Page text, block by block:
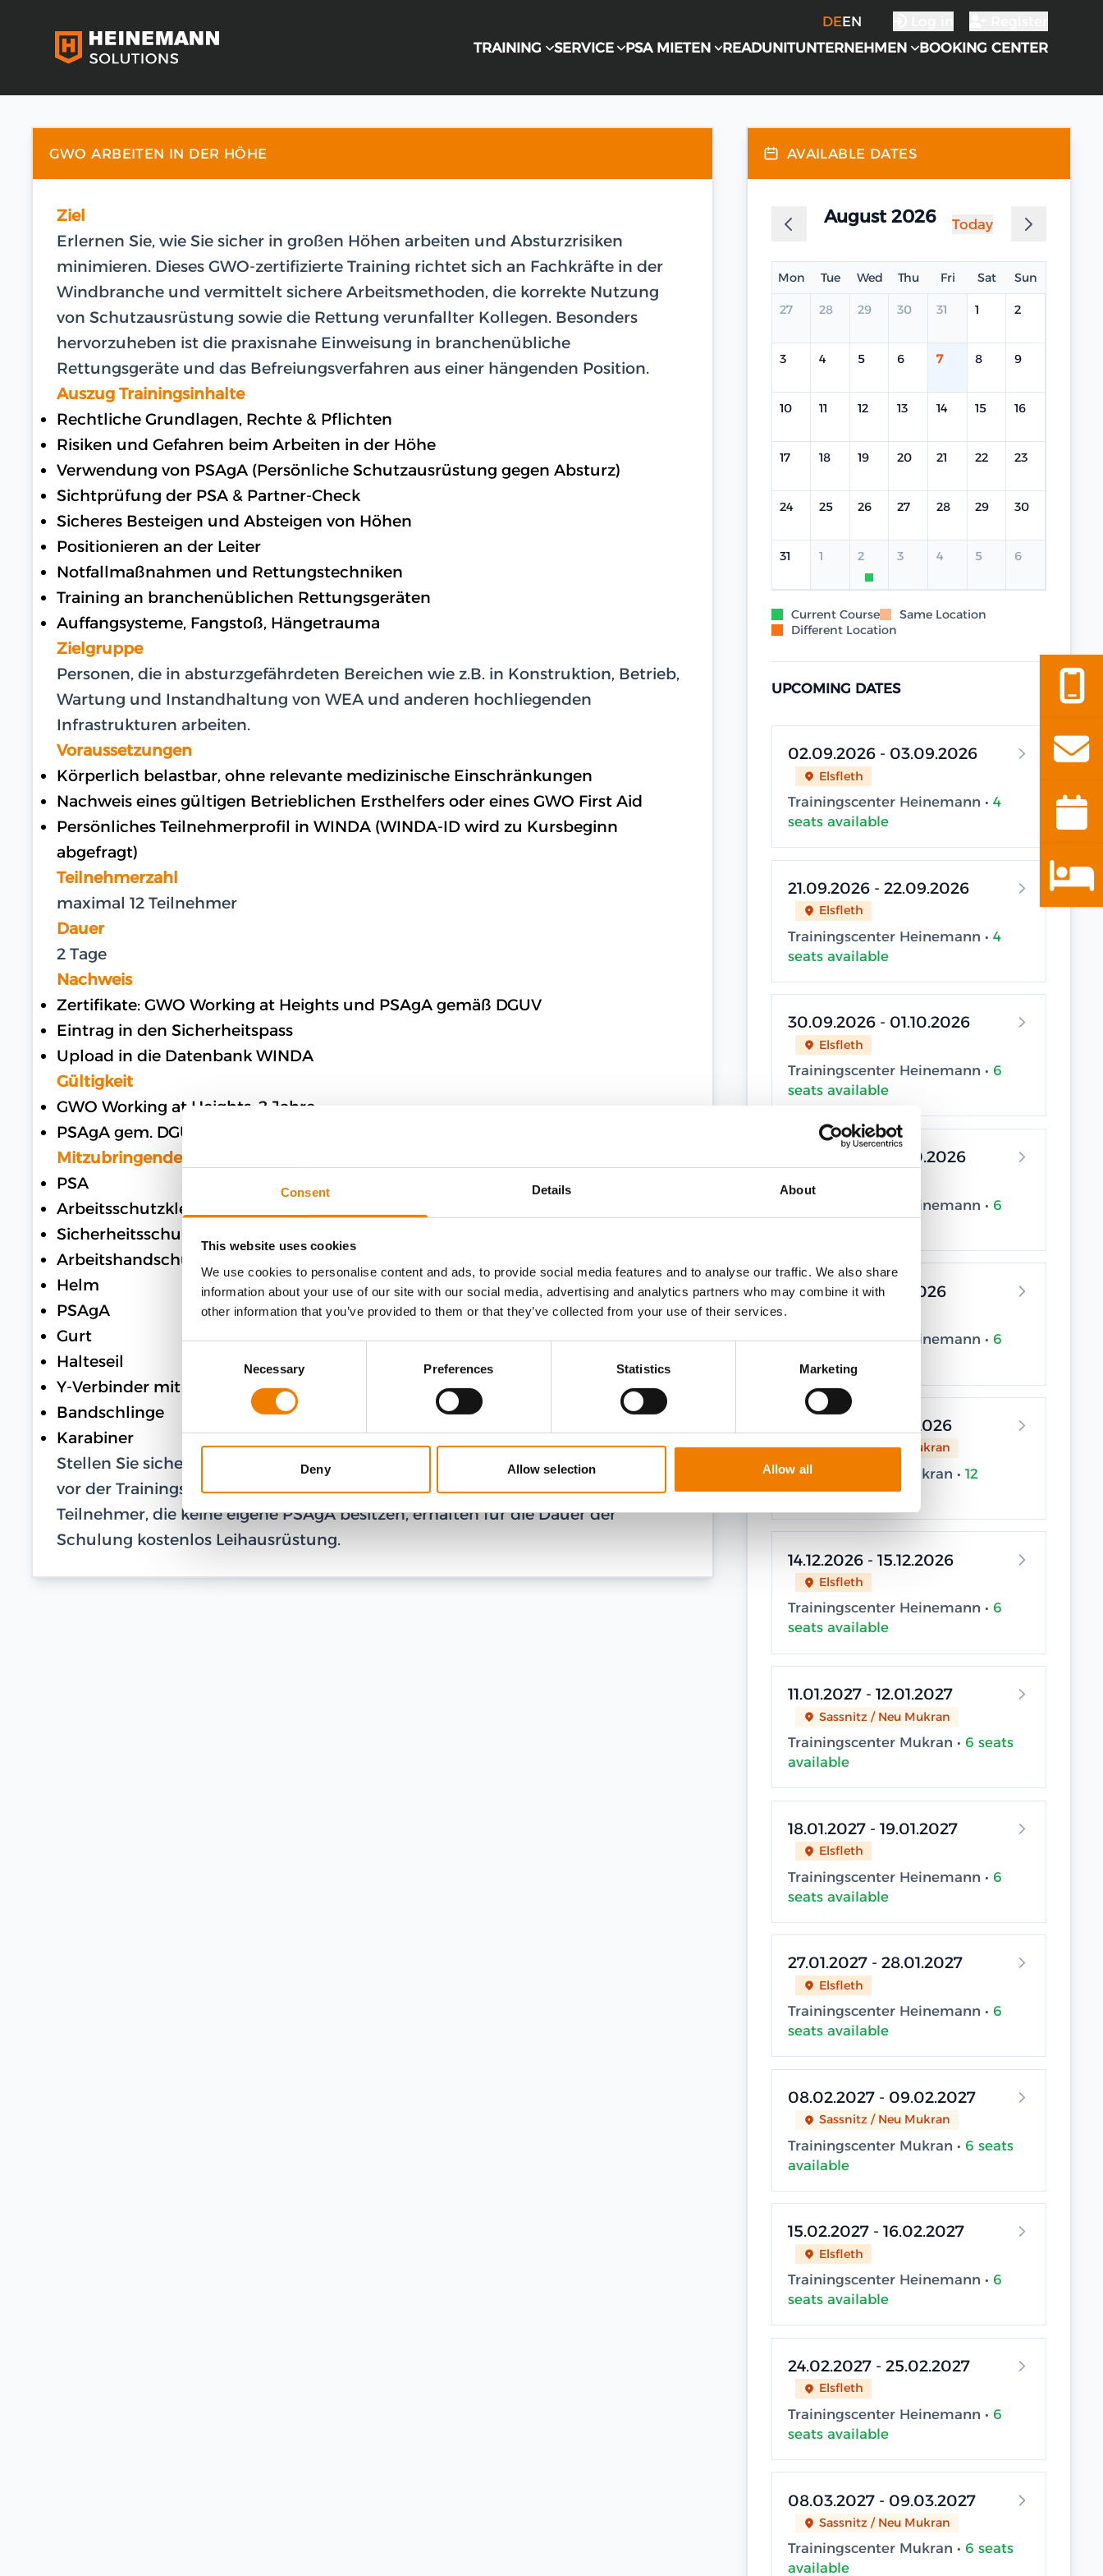
Consent Details About
This website uses cookies
We use cookies to personalise content and ads, to provide social media features and to analyse our traffic. We also share
information about your use of our site with our social media, advertising and analytics partners who may combine it with
other information that you’ve provided to them or that they’ve collected from your use of their services.
Necessary Preferences Statistics Marketing
Deny Allow selection Allow all
DEEN
TRAINING
SERVICE PSA MIETEN READUNITUNTERNEHMEN BOOKING CENTER
GWO ARBEITEN IN DER HÖHE
Ziel
Erlernen Sie, wie Sie sicher in großen Höhen arbeiten und Absturzrisiken
minimieren. Dieses GWO-zertifizierte Training richtet sich an Fachkräfte in der
Windbranche und vermittelt sichere Arbeitsmethoden, die korrekte Nutzung
von Schutzausrüstung sowie die Rettung verunfallter Kollegen. Besonders
hervorzuheben ist die praxisnahe Einweisung in branchenübliche
Rettungsgeräte und das Befreiungsverfahren aus einer hängenden Position.
Auszug Trainingsinhalte
Rechtliche Grundlagen, Rechte & Pflichten
Risiken und Gefahren beim Arbeiten in der Höhe
Verwendung von PSAgA (Persönliche Schutzausrüstung gegen Absturz)
Sichtprüfung der PSA & Partner-Check
Sicheres Besteigen und Absteigen von Höhen
Positionieren an der Leiter
Notfallmaßnahmen und Rettungstechniken
Training an branchenüblichen Rettungsgeräten
Auffangsysteme, Fangstoß, Hängetrauma
Zielgruppe
Personen, die in absturzgefährdeten Bereichen wie z.B. in Konstruktion, Betrieb,
Wartung und Instandhaltung von WEA und anderen hochliegenden
Infrastrukturen arbeiten.
Voraussetzungen
Körperlich belastbar, ohne relevante medizinische Einschränkungen
Nachweis eines gültigen Betrieblichen Ersthelfers oder eines GWO First Aid
Persönliches Teilnehmerprofil in WINDA (WINDA-ID wird zu Kursbeginn
abgefragt)
Teilnehmerzahl
maximal 12 Teilnehmer
Dauer
2 Tage
Nachweis
Zertifikate: GWO Working at Heights und PSAgA gemäß DGUV
Eintrag in den Sicherheitspass
Upload in die Datenbank WINDA
Gültigkeit
GWO Working at Heights: 2 Jahre
PSAgA gem. DGUV: 1 Jahr
Mitzubringende Ausrüstung
PSA
Arbeitsschutzkleidung
Sicherheitsschuhe
Arbeitshandschuhe
Helm
PSAgA
Gurt
Halteseil
Y-Verbinder mit Bandfalldämpfer
Bandschlinge
Karabiner
Stellen Sie sicher, dass Ihre PSAgA in einwandfreiem Zustand ist, und legen Sie
vor der Trainingsteilnahme einen Nachweis über die letzte Prüfung vor.
Teilnehmer, die keine eigene PSAgA besitzen, erhalten für die Dauer der
Schulung kostenlos Leihausrüstung.
AVAILABLE DATES
August 2026 Today
Mon Tue Wed Thu Fri Sat Sun
27 28 29 30 31 1 2
3 4 5 6 7 8 9
10 11 12 13 14 15 16
17 18 19 20 21 22 23
24 25 26 27 28 29 30
31 1 2 3 4 5 6
Current Course
Same Location
Different Location
UPCOMING DATES
02.09.2026 - 03.09.2026
Elsfleth
Trainingscenter Heinemann • 4
seats available
21.09.2026 - 22.09.2026
Elsfleth
Trainingscenter Heinemann • 4
seats available
30.09.2026 - 01.10.2026
Elsfleth
Trainingscenter Heinemann • 6
seats available
28.10.2026 - 29.10.2026
Trainingscenter Heinemann • 6
16.11.2026 - 17.11.2026
Trainingscenter Heinemann • 6
10.12.2026 - 11.12.2026
Sassnitz / Neu Mukran
Trainingscenter Mukran • 12
seats available
14.12.2026 - 15.12.2026
Elsfleth
Trainingscenter Heinemann • 6
seats available
11.01.2027 - 12.01.2027
Sassnitz / Neu Mukran
Trainingscenter Mukran • 6 seats
available
18.01.2027 - 19.01.2027
Elsfleth
Trainingscenter Heinemann • 6
seats available
27.01.2027 - 28.01.2027
Elsfleth
Trainingscenter Heinemann • 6
seats available
08.02.2027 - 09.02.2027
Sassnitz / Neu Mukran
Trainingscenter Mukran • 6 seats
available
15.02.2027 - 16.02.2027
Elsfleth
Trainingscenter Heinemann • 6
seats available
24.02.2027 - 25.02.2027
Elsfleth
Trainingscenter Heinemann • 6
seats available
08.03.2027 - 09.03.2027
Sassnitz / Neu Mukran
Trainingscenter Mukran • 6 seats
available